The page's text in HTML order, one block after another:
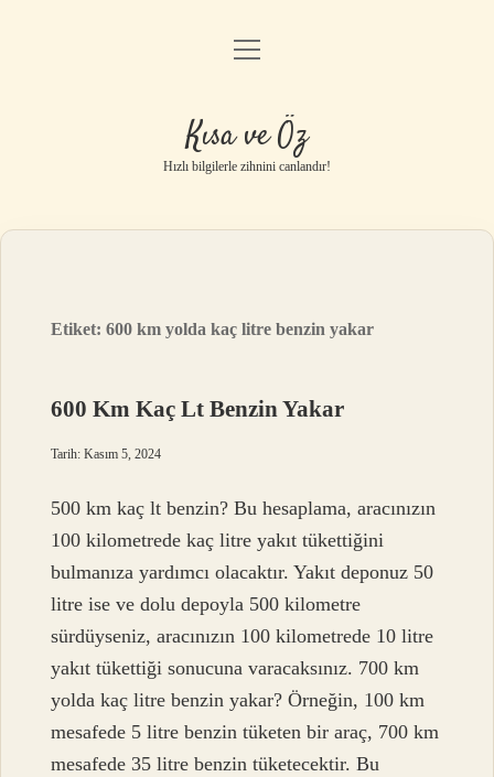
Anasayfa
Gizlilik Politikası
Yasal Uyarı
menüyü
Kısa ve Öz
Hızlı bilgilerle zihnini canlandır!
Etiket:600 km yolda kaç litre benzin yakar
600 Km Kaç Lt Benzin Yakar
Tarih: Kasım 5, 2024
500 km kaç lt benzin? Bu hesaplama, aracınızın
100 kilometrede kaç litre yakıt tükettiğini
bulmanıza yardımcı olacaktır. Yakıt deponuz 50
litre ise ve dolu depoyla 500 kilometre
sürdüyseniz, aracınızın 100 kilometrede 10 litre
yakıt tükettiği sonucuna varacaksınız. 700 km
yolda kaç litre benzin yakar? Örneğin, 100 km
mesafede 5 litre benzin tüketen bir araç, 700 km
mesafede 35 litre benzin tüketecektir. Bu